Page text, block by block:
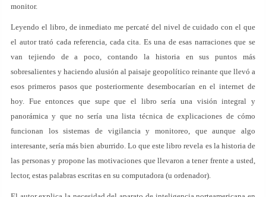
monitor.
Leyendo el libro, de inmediato me percaté del nivel de cuidado con el que
el autor trató cada referencia, cada cita. Es una de esas narraciones que se
van tejiendo de a poco, contando la historia en sus puntos más
sobresalientes y haciendo alusión al paisaje geopolítico reinante que llevó a
esos primeros pasos que posteriormente desembocarían en el internet de
hoy. Fue entonces que supe que el libro sería una visión integral y
panorámica y que no sería una lista técnica de explicaciones de cómo
funcionan los sistemas de vigilancia y monitoreo, que aunque algo
interesante, sería más bien aburrido. Lo que este libro revela es la historia de
las personas y propone las motivaciones que llevaron a tener frente a usted,
lector, estas palabras escritas en su computadora (u ordenador).